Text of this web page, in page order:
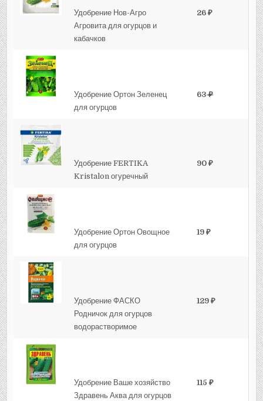
Удобрение Нов-Агро
Агровита для огурцов и
кабачков
26 ₽
Удобрение Ортон Зеленец
для огурцов
63₽
Удобрение FERTIKA
Kristalon огуречный
90 ₽
Удобрение Ортон Овощное
для огурцов
19 ₽
Удобрение ФАСКО
Родничок для огурцов
водорастворимое
129 ₽
Удобрение Ваше хозяйство
Здравень Аква для огурцов
115 ₽